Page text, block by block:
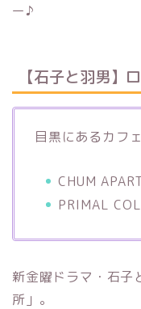
ー♪
【石子と羽男】
目黒にあるカフ
CHUM
PRIMAL
新金曜ドラマ・石子
所」。